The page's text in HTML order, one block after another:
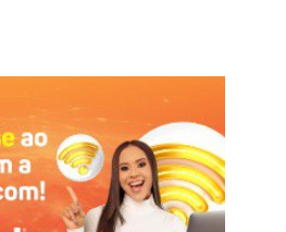
os serviços considerados
normalmente. Caberá aos
municipais adotar as
garantir a continuidade e o
indispensáveis à